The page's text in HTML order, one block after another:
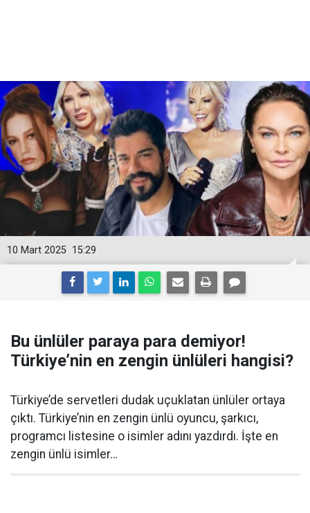
15:29
10 Mart 2025
Bu ünlüler paraya para demiyor!
Türkiye’nin en zengin ünlüleri hangisi?
Türkiye’de servetleri dudak uçuklatan ünlüler ortaya
çıktı. Türkiye’nin en zengin ünlü oyuncu, şarkıcı,
programcı listesine o isimler adını yazdırdı. İşte en
zengin ünlü isimler…